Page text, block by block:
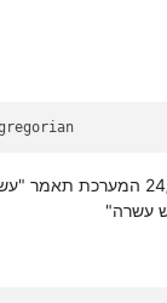
לדוגמא: לתאריך 24/06/2015
עשרה"